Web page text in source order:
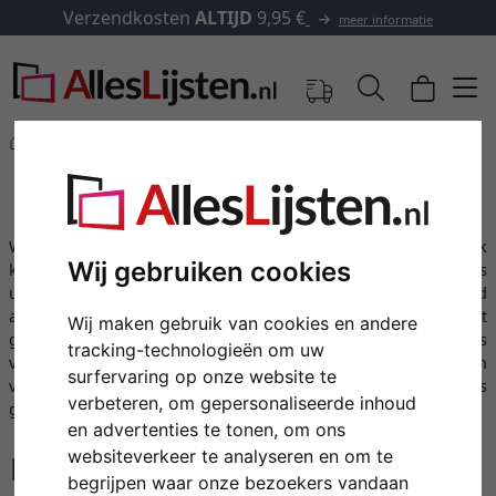
Wij gebruiken cookies
Wij maken gebruik van cookies en andere
tracking-technologieën om uw
surfervaring op onze website te
verbeteren, om gepersonaliseerde inhoud
en advertenties te tonen, om ons
websiteverkeer te analyseren en om te
begrijpen waar onze bezoekers vandaan
Verzendkosten ALTIJD 9,95 € meer informatie
filter: lijsttype: kunststof lijsten
Lijsten van plastiek van Walther
Walther biedt lijsten van plastiek met een aantrekkelijk
kleurenpalet aan. De lijsten zijn licht, stabiel en goedkoop. Als
u veel beelden wilt encadreren is het zeker een goed
alternative tot andere materialen. De oppervlakten zijn briljant
gepolijst of mat. Alles hangt van u smaak of inrichting af. Als
voor het geheel assortiment van Walther voldoen ook de lijsten
van plastiek de eisen van particulieren of deskundige als
galerijhouders of kunstenaars.